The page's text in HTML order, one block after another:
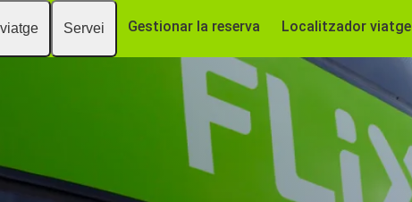
Servei Gestionar la reserva Localitzador viatge